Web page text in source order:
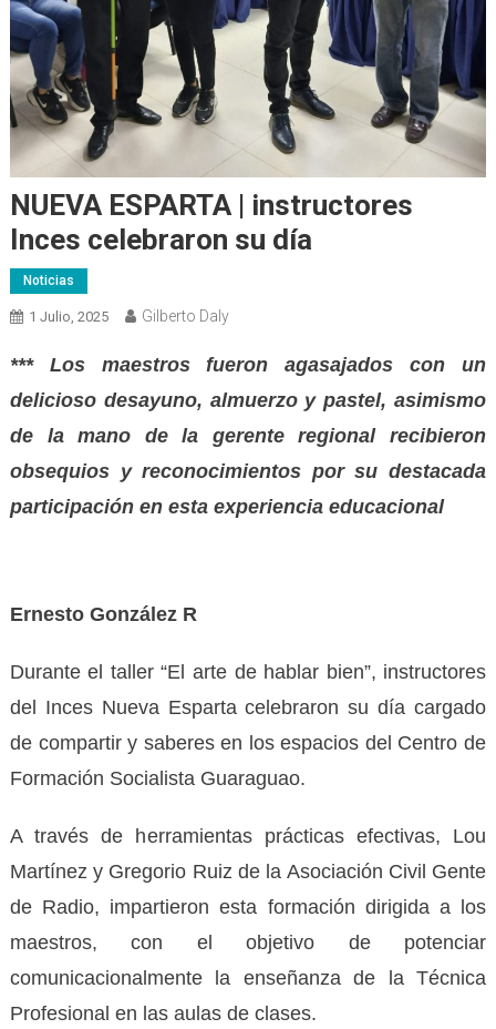
NUEVA ESPARTA | instructores
Inces celebraron su día
Noticias
1 Julio, 2025 Gilberto Daly
*** Los maestros fueron agasajados con un
delicioso desayuno, almuerzo y pastel, asimismo
de la mano de la gerente regional recibieron
obsequios y reconocimientos por su destacada
participación en esta experiencia educacional
Ernesto González R
Durante el taller “El arte de hablar bien”, instructores
del Inces Nueva Esparta celebraron su día cargado
de compartir y saberes en los espacios del Centro de
Formación Socialista Guaraguao.
A través de herramientas prácticas efectivas, Lou
Martínez y Gregorio Ruiz de la Asociación Civil Gente
de Radio, impartieron esta formación dirigida a los
maestros, con el objetivo de potenciar
comunicacionalmente la enseñanza de la Técnica
Profesional en las aulas de clases.